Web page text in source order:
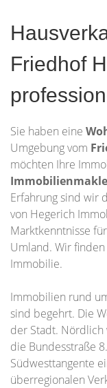
Friedhof
Sie haben eine
Umgebung vom
möchten Ihre
Erfahrung sind wir
von Hegerich
Marktkenntnisse
Umland. Wir
Immobilie.
Immobilien rund
sind begehrt. Die
der Stadt. Nördlich
die Bundesstraße
Südwesttangente
überregionalen